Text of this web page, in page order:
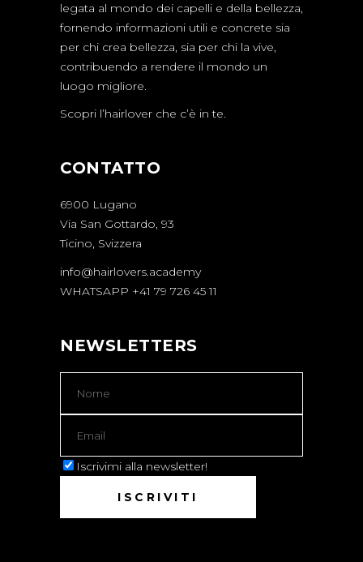
legata al mondo dei capelli e della bellezza,
fornendo informazioni utili e concrete sia
per chi crea bellezza, sia per chi la vive,
contribuendo a rendere il mondo un
luogo migliore.
Scopri l’hairlover che c’è in te.
CONTATTO
6900 Lugano
Via San Gottardo, 93
Ticino, Svizzera
info@hairlovers.academy
WHATSAPP +41 79 726 45 11
NEWSLETTERS
Iscrivimi alla newsletter!